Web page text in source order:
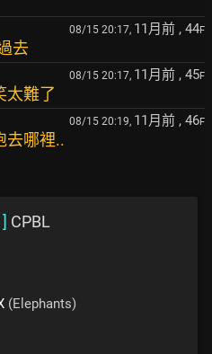
08/15 20:17, 11月前 , 44F
去
08/15 20:17, 11月前 , 45F
太難了
08/15 20:19, 11月前 , 46F
去哪裡..
] CPBL
(Elephants)